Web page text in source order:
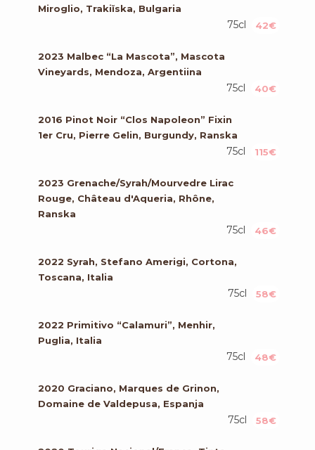
Miroglio, Trakiĭska, Bulgaria
42€
75cl
2023 Malbec “La Mascota”, Mascota
Vineyards, Mendoza, Argentiina
40€
75cl
2016 Pinot Noir “Clos Napoleon” Fixin
1er Cru, Pierre Gelin, Burgundy, Ranska
115€
75cl
2023 Grenache/Syrah/Mourvedre Lirac
Rouge, Château d'Aqueria, Rhône,
Ranska
46€
75cl
2022 Syrah, Stefano Amerigi, Cortona,
Toscana, Italia
58€
75cl
2022 Primitivo “Calamuri”, Menhir,
Puglia, Italia
48€
75cl
2020 Graciano, Marques de Grinon,
Domaine de Valdepusa, Espanja
58€
75cl